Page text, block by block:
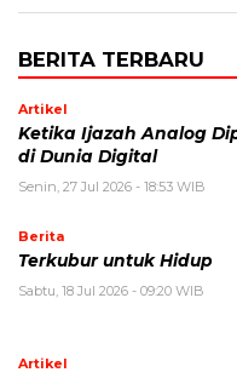
BERITA TERBARU
Artikel
Ketika Ijazah Analog
di Dunia Digital
Senin, 27 Jul 2026 - 18:53 WIB
Berita
Terkubur untuk Hidup
Sabtu, 18 Jul 2026 - 09:20 WIB
Artikel